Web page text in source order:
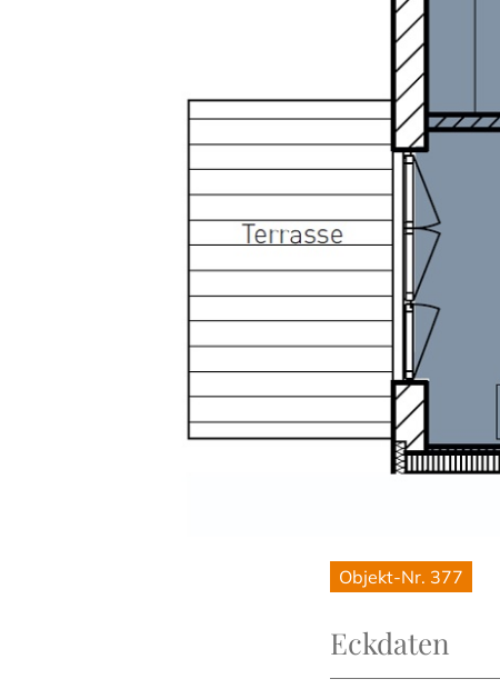
Objekt-Nr. 377
Eckdaten